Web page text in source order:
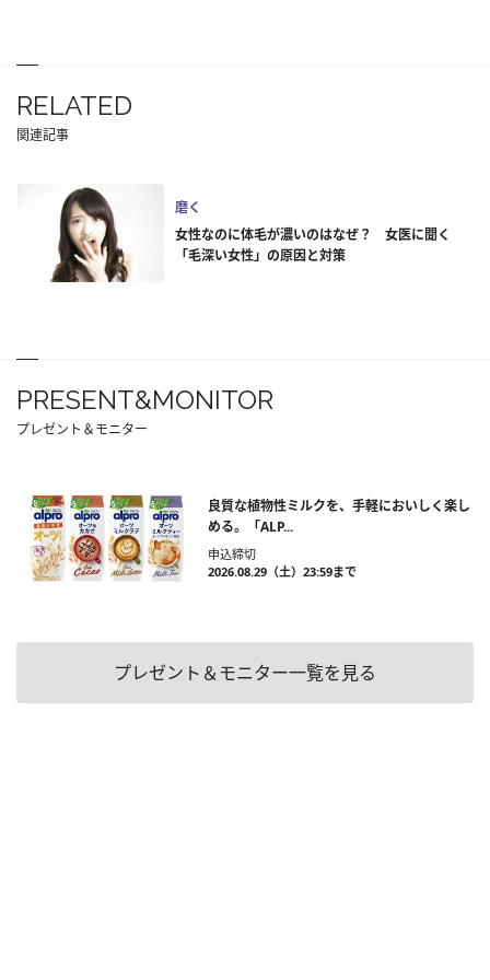
RELATED
関連記事
磨く
女性なのに体毛が濃いのはなぜ？ 女医に聞く
「毛深い女性」の原因と対策
PRESENT&MONITOR
プレゼント＆モニター
良質な植物性ミルクを、手軽においしく楽し
める。「ALP...
申込締切
2026.08.29（土）23:59まで
プレゼント＆モニター一覧を見る